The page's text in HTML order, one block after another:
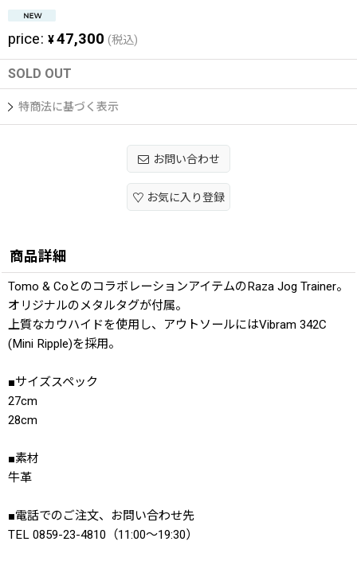
price: ¥47,300 (税込)
SOLD OUT
特商法に基づく表示
お問い合わせ
お気に入り登録
商品詳細
Tomo & CoとのコラボレーションアイテムのRaza Jog Trainer。
オリジナルのメタルタグが付属。
上質なカウハイドを使用し、アウトソールにはVibram 342C
(Mini Ripple)を採用。
■サイズスペック
27cm
28cm
■素材
牛革
■電話でのご注文、お問い合わせ先
TEL 0859-23-4810（11:00〜19:30）